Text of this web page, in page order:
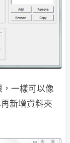
一樣可以像
新增資料夾